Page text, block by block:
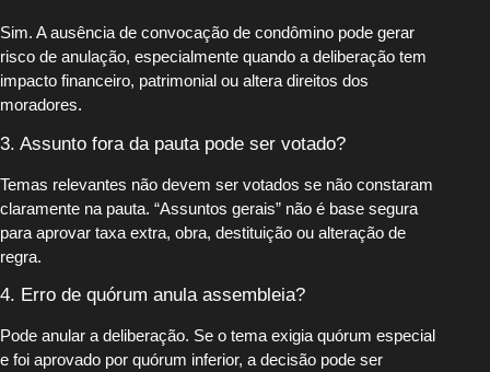
Sim. A ausência de convocação de condômino pode gerar
risco de anulação, especialmente quando a deliberação tem
impacto financeiro, patrimonial ou altera direitos dos
moradores.
3. Assunto fora da pauta pode ser votado?
Temas relevantes não devem ser votados se não constaram
claramente na pauta. “Assuntos gerais” não é base segura
para aprovar taxa extra, obra, destituição ou alteração de
regra.
4. Erro de quórum anula assembleia?
Pode anular a deliberação. Se o tema exigia quórum especial
e foi aprovado por quórum inferior, a decisão pode ser